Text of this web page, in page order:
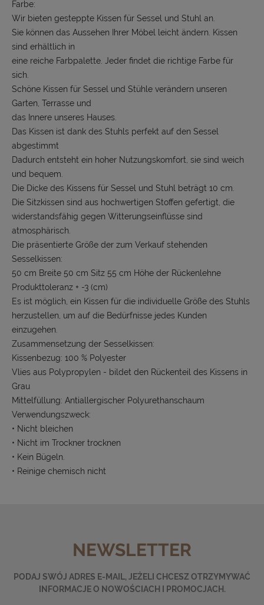
Farbe:
Wir bieten gesteppte Kissen für Sessel und Stuhl an.
Sie können das Aussehen Ihrer Möbel leicht ändern. Kissen
sind erhältlich in
eine reiche Farbpalette. Jeder findet die richtige Farbe für
sich.
Schöne Kissen für Sessel und Stühle verändern unseren
Garten, Terrasse und
das Innere unseres Hauses.
Das Kissen ist dank des Stuhls perfekt auf den Sessel
abgestimmt
Dadurch entsteht ein hoher Nutzungskomfort, sie sind weich
und bequem.
Die Dicke des Kissens für Sessel und Stuhl beträgt 10 cm.
Die Sitzkissen sind aus hochwertigen Stoffen gefertigt, die
widerstandsfähig gegen Witterungseinflüsse sind
atmosphärisch.
Die präsentierte Größe der zum Verkauf stehenden
Sesselkissen:
50 cm Breite 50 cm Sitz 55 cm Höhe der Rückenlehne
Produkttoleranz + -3 (cm)
Es ist möglich, ein Kissen für die individuelle Größe des Stuhls
herzustellen, um auf die Bedürfnisse jedes Kunden
einzugehen.
Zusammensetzung der Sesselkissen:
Kissenbezug: 100 % Polyester
Vlies aus Polypropylen - bildet den Rückenteil des Kissens in
Grau
Mittelfüllung: Antiallergischer Polyurethanschaum
Verwendungszweck:
• Nicht bleichen
• Nicht im Trockner trocknen
• Kein Bügeln.
• Reinige chemisch nicht
NEWSLETTER
PODAJ SWÓJ ADRES E-MAIL, JEŻELI CHCESZ OTRZYMYWAĆ
INFORMACJE O NOWOŚCIACH I PROMOCJACH.